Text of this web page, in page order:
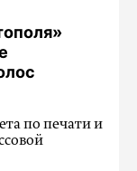
по печати и